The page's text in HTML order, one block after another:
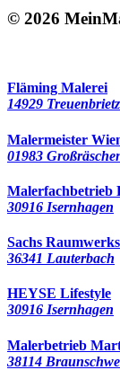
© 2026
Fläming Malerei
14929
Malermeister
01983
Malerfachbetrieb
30916 Isernhagen
Sachs
36341 Lauterbach
HEYSE Lifestyle
30916 Isernhagen
Malerbetrieb
38114